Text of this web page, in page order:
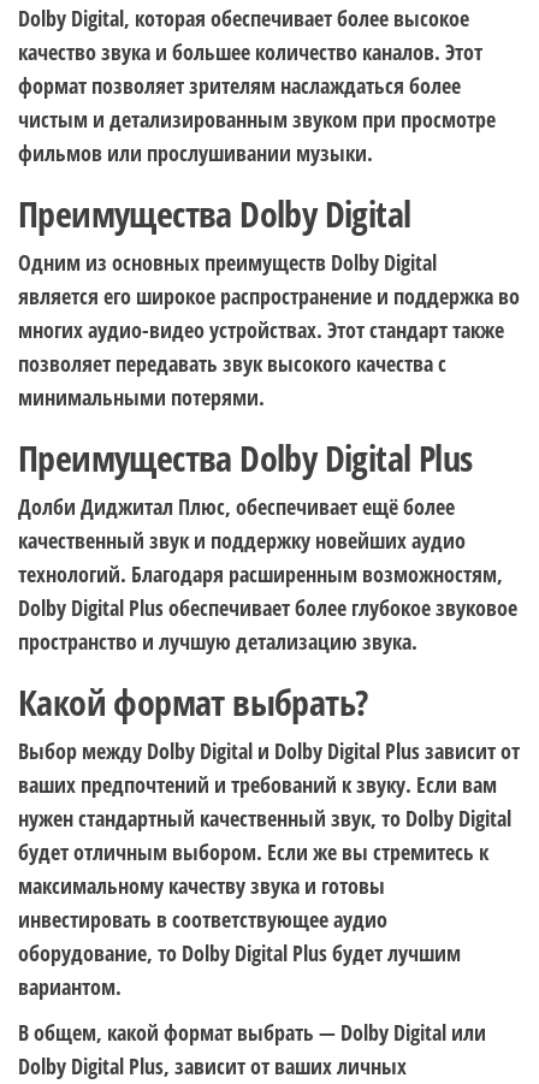
Dolby Digital, которая обеспечивает более высокое
качество звука и большее количество каналов. Этот
формат позволяет зрителям наслаждаться более
чистым и детализированным звуком при просмотре
фильмов или прослушивании музыки.
Преимущества Dolby Digital
Одним из основных преимуществ Dolby Digital
является его широкое распространение и поддержка во
многих аудио-видео устройствах. Этот стандарт также
позволяет передавать звук высокого качества с
минимальными потерями.
Преимущества Dolby Digital Plus
Долби Диджитал Плюс, обеспечивает ещё более
качественный звук и поддержку новейших аудио
технологий. Благодаря расширенным возможностям,
Dolby Digital Plus обеспечивает более глубокое звуковое
пространство и лучшую детализацию звука.
Какой формат выбрать?
Выбор между Dolby Digital и Dolby Digital Plus зависит от
ваших предпочтений и требований к звуку. Если вам
нужен стандартный качественный звук, то Dolby Digital
будет отличным выбором. Если же вы стремитесь к
максимальному качеству звука и готовы
инвестировать в соответствующее аудио
оборудование, то Dolby Digital Plus будет лучшим
вариантом.
В общем, какой формат выбрать — Dolby Digital или
Dolby Digital Plus, зависит от ваших личных